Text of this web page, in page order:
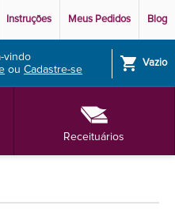
Instruções Meus Pedidos Blog
vindo
ou Cadastre-se shopping_cart Vazio
Receituários